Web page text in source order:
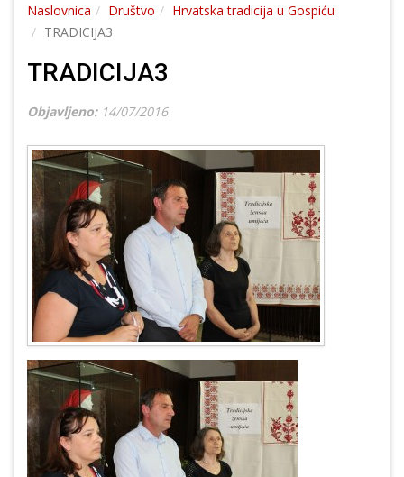
Naslovnica
Društvo
Hrvatska tradicija u Gospiću
TRADICIJA3
TRADICIJA3
Objavljeno: 14/07/2016